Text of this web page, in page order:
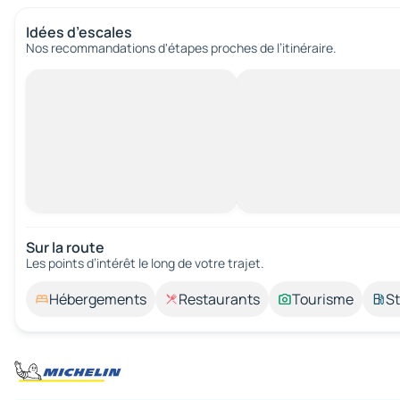
Idées d’escales
Nos recommandations d'étapes proches de l’itinéraire.
Sur la route
Les points d’intérêt le long de votre trajet.
Hébergements Restaurants Tourisme